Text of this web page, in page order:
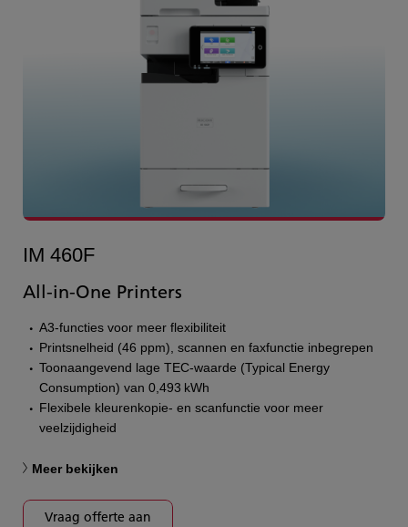
IM 460F
All-in-One Printers
A3-functies voor meer flexibiliteit
Printsnelheid (46 ppm), scannen en faxfunctie inbegrepen
Toonaangevend lage TEC-waarde (Typical Energy
Consumption) van 0,493 kWh
Flexibele kleurenkopie- en scanfunctie voor meer
veelzijdigheid
Meer bekijken
Vraag offerte aan